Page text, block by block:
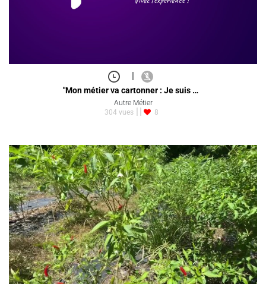
|
"Mon métier va cartonner : Je suis …
Autre Métier
304 vues
8